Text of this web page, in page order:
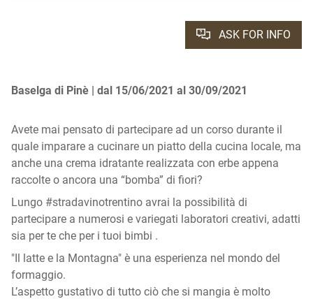
ASK FOR INFO
Baselga di Pinè | dal 15/06/2021 al 30/09/2021
Avete mai pensato di partecipare ad un corso durante il
quale imparare a cucinare un piatto della cucina locale, ma
anche una crema idratante realizzata con erbe appena
raccolte o ancora una “bomba” di fiori?
Lungo #stradavinotrentino avrai la possibilità di
partecipare a numerosi e variegati laboratori creativi, adatti
sia per te che per i tuoi bimbi .
"Il latte e la Montagna" è una esperienza nel mondo del
formaggio.
L’aspetto gustativo di tutto ciò che si mangia è molto